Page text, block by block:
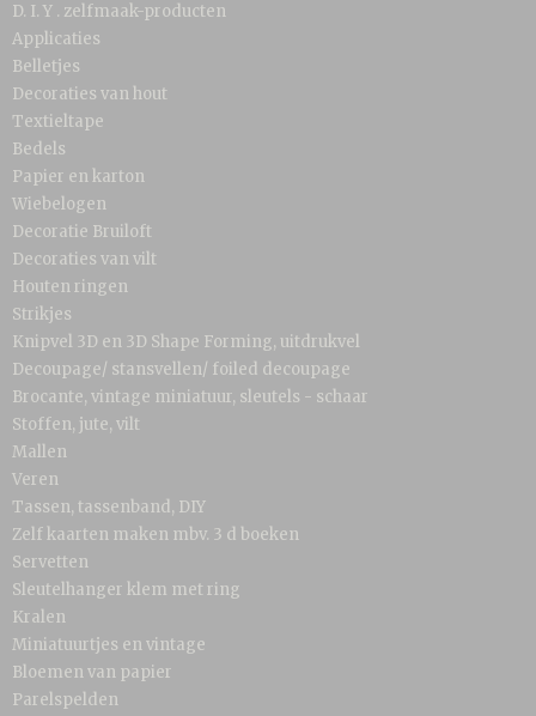
D. I. Y . zelfmaak-producten
Applicaties
Belletjes
Decoraties van hout
Textieltape
Bedels
Papier en karton
Wiebelogen
Decoratie Bruiloft
Decoraties van vilt
Houten ringen
Strikjes
Knipvel 3D en 3D Shape Forming, uitdrukvel
Decoupage/ stansvellen/ foiled decoupage
Brocante, vintage miniatuur, sleutels - schaar
Stoffen, jute, vilt
Mallen
Veren
Tassen, tassenband, DIY
Zelf kaarten maken mbv. 3 d boeken
Servetten
Sleutelhanger klem met ring
Kralen
Miniatuurtjes en vintage
Bloemen van papier
Parelspelden